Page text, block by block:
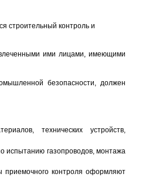
строительный контроль и
ими лицами, имеющими
безопасности, должен
технических устройств,
испытанию газопроводов, монтажа
приемочного контроля оформляют